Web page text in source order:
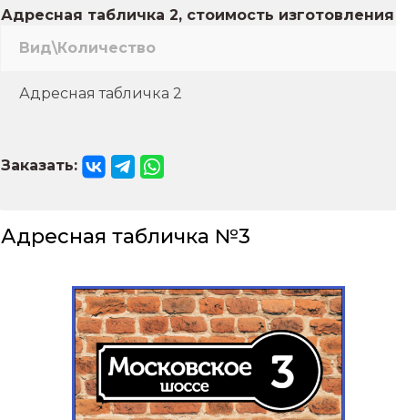
Адресная табличка 2, стоимость изготовления
Вид\Количество
Адресная табличка 2
Заказать:
Адресная табличка №3